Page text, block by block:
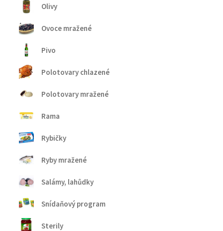
Olivy
Ovoce mražené
Pivo
Polotovary chlazené
Polotovary mražené
Rama
Rybičky
Ryby mražené
Salámy, lahůdky
Snídaňový program
Sterily